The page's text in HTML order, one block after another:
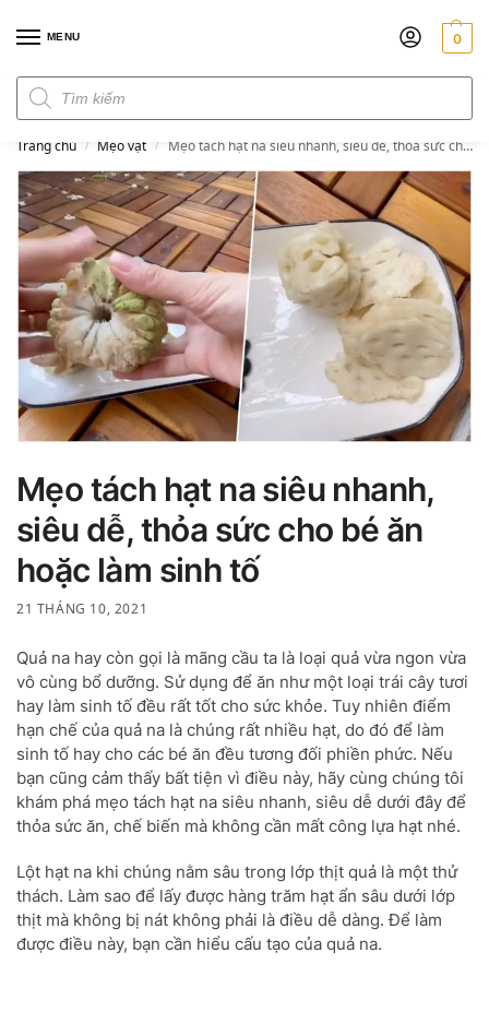
MENU 0
Trang chủ / Mẹo vặt / Mẹo tách hạt na siêu nhanh, siêu dễ, thỏa sức cho bé ăn hoặc làm sinh tố
Mẹo tách hạt na siêu nhanh,
siêu dễ, thỏa sức cho bé ăn
hoặc làm sinh tố
21 THÁNG 10, 2021
Quả na hay còn gọi là mãng cầu ta là loại quả vừa ngon vừa
vô cùng bổ dưỡng. Sử dụng để ăn như một loại trái cây tươi
hay làm sinh tố đều rất tốt cho sức khỏe. Tuy nhiên điểm
hạn chế của quả na là chúng rất nhiều hạt, do đó để làm
sinh tố hay cho các bé ăn đều tương đối phiền phức. Nếu
bạn cũng cảm thấy bất tiện vì điều này, hãy cùng chúng tôi
khám phá mẹo tách hạt na siêu nhanh, siêu dễ dưới đây để
thỏa sức ăn, chế biến mà không cần mất công lựa hạt nhé.
Lột hạt na khi chúng nằm sâu trong lớp thịt quả là một thử
thách. Làm sao để lấy được hàng trăm hạt ẩn sâu dưới lớp
thịt mà không bị nát không phải là điều dễ dàng. Để làm
được điều này, bạn cần hiểu cấu tạo của quả na.